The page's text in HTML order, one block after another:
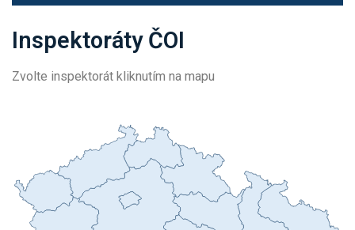
Inspektoráty ČOI
Zvolte inspektorát kliknutím na mapu